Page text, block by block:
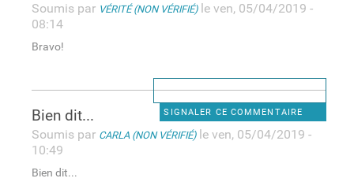
Soumis par VÉRITÉ (NON VÉRIFIÉ)le ven, 05/04/2019 -
08:14
Bravo!
SIGNALER CE COMMENTAIRE
Bien dit...
Soumis par CARLA (NON VÉRIFIÉ)le ven, 05/04/2019 -
10:49
Bien dit...